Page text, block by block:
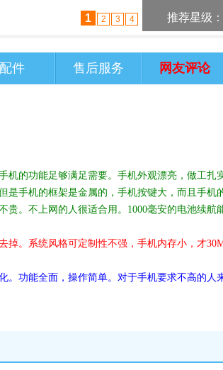
1 2 3 4 推荐星级：
配件 售后服务 网友评论
的功能足够满足需要。手机外观漂亮，做工扎
是手机的框架是金属的，手机按键大，而且手机
贵。不上网的人很适合用。1000毫安的电池续航
。系统风格可定制性不强，手机内存小，才
功能全面，操作简单。对于手机要求不高的人